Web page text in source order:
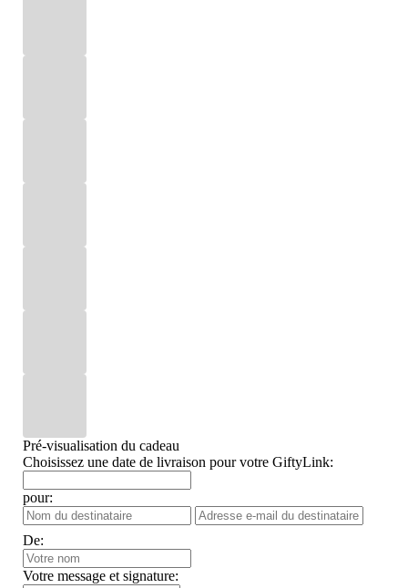
Pré-visualisation du cadeau
Choisissez une date de livraison pour votre GiftyLink:
pour:
De:
Votre message et signature: